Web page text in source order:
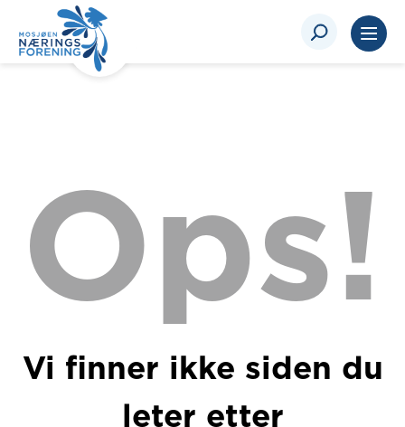
Ops!
Vi finner ikke siden du
leter etter